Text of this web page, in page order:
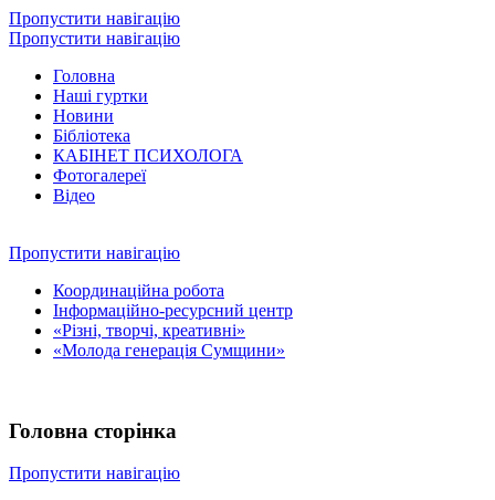
Пропустити навігацію
Пропустити навігацію
Головна
Наші гуртки
Новини
Бібліотека
КАБІНЕТ ПСИХОЛОГА
Фотогалереї
Відео
Пропустити навігацію
Координаційна робота
Інформаційно-ресурсний центр
«Різні, творчі, креативні»
«Молода генерація Сумщини»
Головна сторінка
Пропустити навігацію